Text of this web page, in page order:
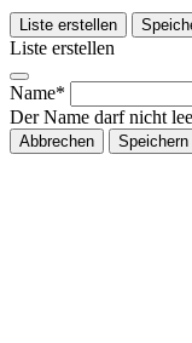
Liste erstellen
Liste erstellen
Name*
Der Name darf nicht
Abbrechen Speichern